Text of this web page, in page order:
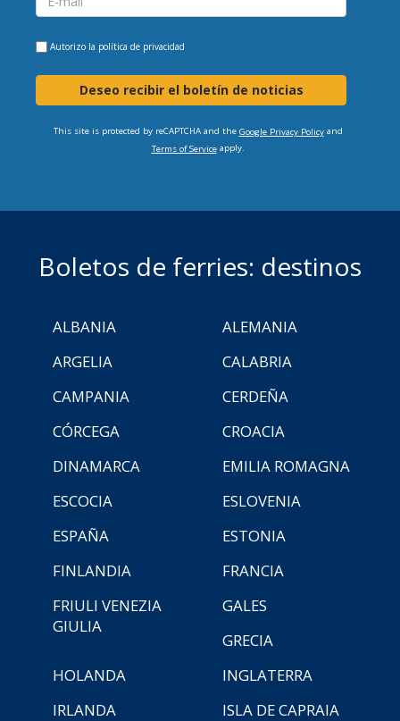
Autorizo la política de privacidad
Deseo recibir el boletín de noticias
This site is protected by reCAPTCHA and the Google Privacy Policyand
Terms of Serviceapply.
Boletos de ferries: destinos
ALBANIA
ALEMANIA
ARGELIA
CALABRIA
CAMPANIA
CERDEÑA
CÓRCEGA
CROACIA
DINAMARCA
EMILIA ROMAGNA
ESCOCIA
ESLOVENIA
ESPAÑA
ESTONIA
FINLANDIA
FRANCIA
FRIULI VENEZIA
GIULIA
GALES
GRECIA
HOLANDA
INGLATERRA
IRLANDA
ISLA DE CAPRAIA